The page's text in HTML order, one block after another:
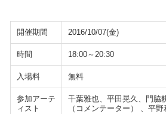
開催期間 2016/10/07(金)
時間 18:00～20:30
入場料 無料
参加アーテ
ィスト
千葉雅也、平田晃久、門脇
（コメンテーター） 、平野